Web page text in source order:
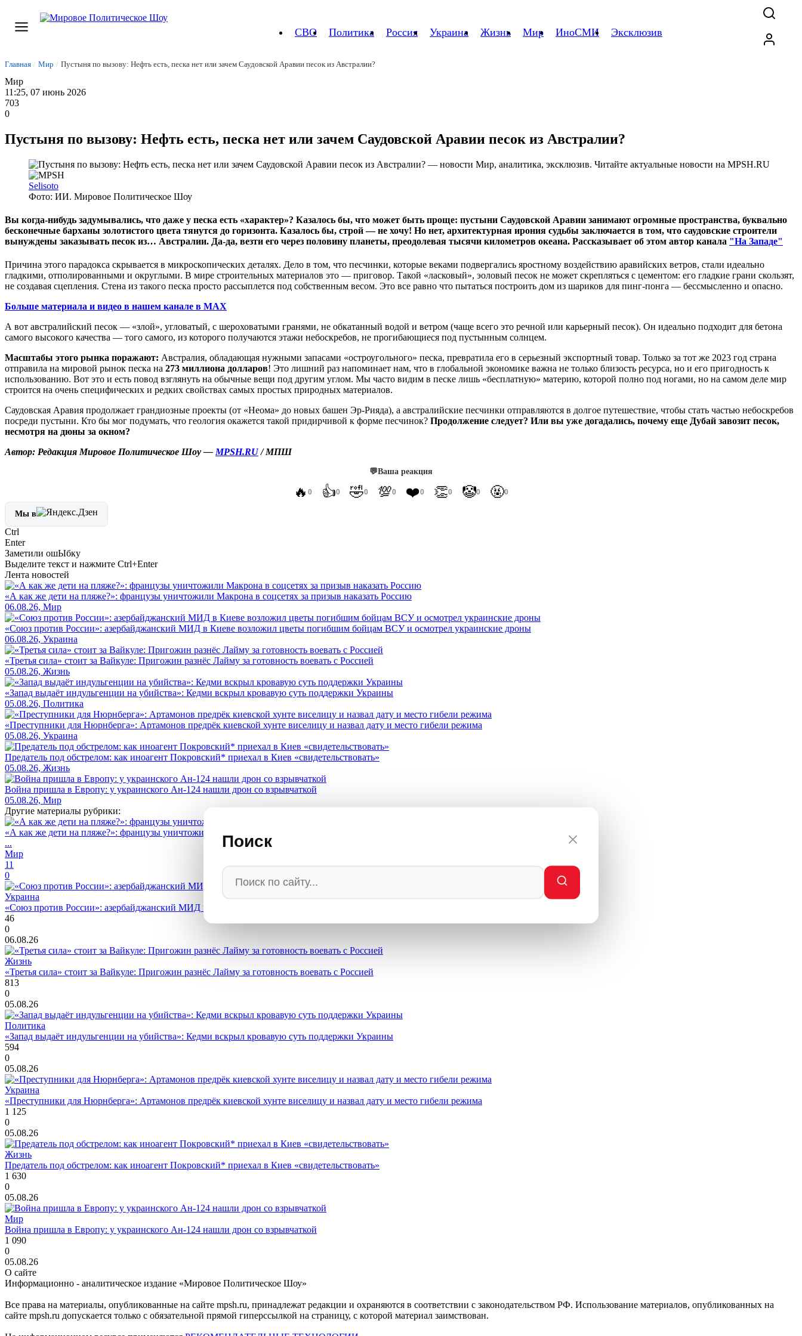
СВО Политика Россия Украина Жизнь Мир ИноСМИ Эксклюзив
Поиск
Главная / Мир / Пустыня по вызову: Нефть есть, песка нет или зачем Саудовской Аравии песок из Австралии?
Мир
11:25, 07 июнь 2026
703
0
Пустыня по вызову: Нефть есть, песка нет или зачем Саудовской Аравии песок из Австралии?
Selisoto
Фото: ИИ. Мировое Политическое Шоу
Вы когда-нибудь задумывались, что даже у песка есть «характер»? Казалось бы, что может быть проще: пустыни Саудовской Аравии занимают огромные пространства, буквально
бесконечные барханы золотистого цвета тянутся до горизонта. Казалось бы, строй — не хочу! Но нет, архитектурная ирония судьбы заключается в том, что саудовские строители
вынуждены заказывать песок из… Австралии. Да-да, везти его через половину планеты, преодолевая тысячи километров океана. Рассказывает об этом автор канала "На Западе"
Причина этого парадокса скрывается в микроскопических деталях. Дело в том, что песчинки, которые веками подвергались яростному воздействию аравийских ветров, стали идеально
гладкими, отполированными и округлыми. В мире строительных материалов это — приговор. Такой «ласковый», эоловый песок не может скрепляться с цементом: его гладкие грани скользят,
не создавая сцепления. Стена из такого песка просто рассыплется под собственным весом. Это все равно что пытаться построить дом из шариков для пинг-понга — бессмысленно и опасно.
Больше материала и видео в нашем канале в MAX
А вот австралийский песок — «злой», угловатый, с шероховатыми гранями, не обкатанный водой и ветром (чаще всего это речной или карьерный песок). Он идеально подходит для бетона
самого высокого качества — того самого, из которого получаются этажи небоскребов, не прогибающиеся под пустынным солнцем.
Масштабы этого рынка поражают: Австралия, обладающая нужными запасами «остроугольного» песка, превратила его в серьезный экспортный товар. Только за тот же 2023 год страна
отправила на мировой рынок песка на 273 миллиона долларов! Это лишний раз напоминает нам, что в глобальной экономике важна не только близость ресурса, но и его пригодность к
использованию. Вот это и есть повод взглянуть на обычные вещи под другим углом. Мы часто видим в песке лишь «бесплатную» материю, которой полно под ногами, но на самом деле мир
строится на очень специфических и редких свойствах самых простых природных материалов.
Саудовская Аравия продолжает грандиозные проекты (от «Неома» до новых башен Эр-Рияда), а австралийские песчинки отправляются в долгое путешествие, чтобы стать частью небоскребов
посреди пустыни. Кто бы мог подумать, что геология окажется такой придирчивой к форме песчинок? Продолжение следует? Или вы уже догадались, почему еще Дубай завозит песок,
несмотря на дюны за окном?
Автор: Редакция Мировое Политическое Шоу — MPSH.RU/ МПШ
💬Ваша реакция
🔥 0 👍0 🤣0 💯0 ❤️0 👏0 🤡0 🤬0
Мы в
Ctrl
Enter
Заметили ошЫбку
Выделите текст и нажмите Ctrl+Enter
Лента новостей
«А как же дети на пляже?»: французы уничтожили Макрона в соцсетях за призыв наказать Россию
06.08.26, Мир
«Союз против России»: азербайджанский МИД в Киеве возложил цветы погибшим бойцам ВСУ и осмотрел украинские дроны
06.08.26, Украина
«Третья сила» стоит за Вайкуле: Пригожин разнёс Лайму за готовность воевать с Россией
05.08.26, Жизнь
«Запад выдаёт индульгенции на убийства»: Кедми вскрыл кровавую суть поддержки Украины
05.08.26, Политика
«Преступники для Нюрнберга»: Артамонов предрёк киевской хунте виселицу и назвал дату и место гибели режима
05.08.26, Украина
Предатель под обстрелом: как иноагент Покровский* приехал в Киев «свидетельствовать»
05.08.26, Жизнь
Война пришла в Европу: у украинского Ан-124 нашли дрон со взрывчаткой
05.08.26, Мир
Другие материалы рубрики:
«А как же дети на пляже?»: французы уничтожили Макрона в соцсетях за призыв наказать Россию
...
Мир
11
0
Украина
«Союз против России»: азербайджанский МИД в Киеве возложил цветы погибшим бойцам ВСУ и осмотрел украинские дроны
46
0
06.08.26
Жизнь
«Третья сила» стоит за Вайкуле: Пригожин разнёс Лайму за готовность воевать с Россией
813
0
05.08.26
Политика
«Запад выдаёт индульгенции на убийства»: Кедми вскрыл кровавую суть поддержки Украины
594
0
05.08.26
Украина
«Преступники для Нюрнберга»: Артамонов предрёк киевской хунте виселицу и назвал дату и место гибели режима
1 125
0
05.08.26
Жизнь
Предатель под обстрелом: как иноагент Покровский* приехал в Киев «свидетельствовать»
1 630
0
05.08.26
Мир
Война пришла в Европу: у украинского Ан-124 нашли дрон со взрывчаткой
1 090
0
05.08.26
О сайте
Информационно - аналитическое издание «Мировое Политическое Шоу»
Все права на материалы, опубликованные на сайте mpsh.ru, принадлежат редакции и охраняются в соответствии с законодательством РФ. Использование материалов, опубликованных на
сайте mpsh.ru допускается только с обязательной прямой гиперссылкой на страницу, с которой материал заимствован.